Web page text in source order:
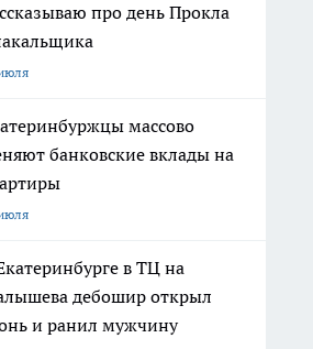
про день Прокла
массово
банковские вклады на
в ТЦ на
дебошир открыл
и ранил мужчину